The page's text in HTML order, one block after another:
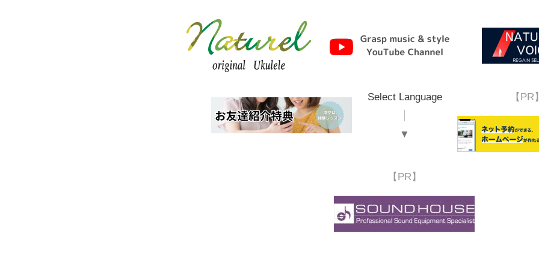
Select Language
▼
【PR
【PR】